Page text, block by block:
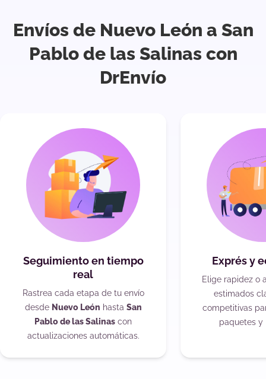
Envíos de Nuevo León a San
Pablo de las Salinas con
DrEnvío
Seguimiento en tiempo
real
Rastrea cada etapa de tu envío
desde Nuevo León hasta San
Pablo de las Salinas con
actualizaciones automáticas.
Exprés y
Elige rapidez o
estimados
competitivas
paquetes y